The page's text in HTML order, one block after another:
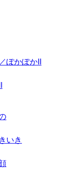
ぽかぽかII
いき